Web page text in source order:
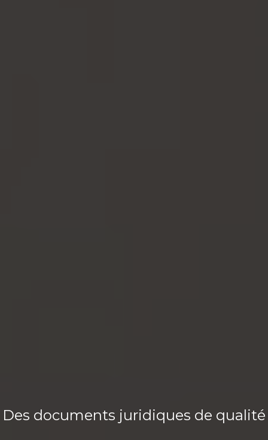
Des documents juridiques de qualité